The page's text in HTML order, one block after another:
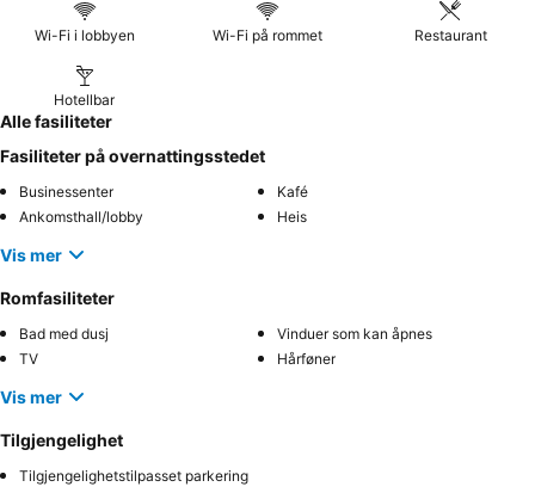
Wi-Fi i lobbyen Wi-Fi på rommet Restaurant
Hotellbar
Alle fasiliteter
Fasiliteter på overnattingsstedet
Businessenter
Kafé
Ankomsthall/lobby
Heis
Vis mer
Romfasiliteter
Bad med dusj
Vinduer som kan åpnes
TV
Hårføner
Vis mer
Tilgjengelighet
Tilgjengelighetstilpasset parkering